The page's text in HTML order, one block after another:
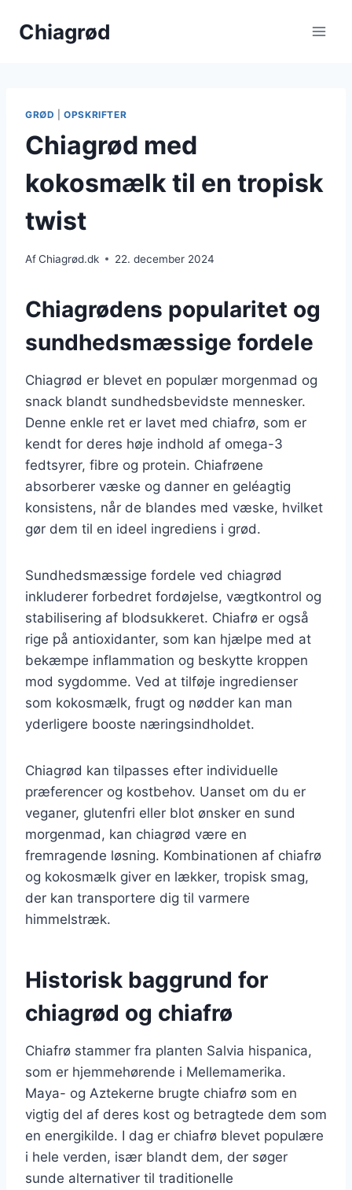
Chiagrød
GRØD |OPSKRIFTER
Chiagrød med
kokosmælk til en tropisk
twist
AfChiagrød.dk 22. december 2024
Chiagrødens popularitet og
sundhedsmæssige fordele
Chiagrød er blevet en populær morgenmad og
snack blandt sundhedsbevidste mennesker.
Denne enkle ret er lavet med chiafrø, som er
kendt for deres høje indhold af omega-3
fedtsyrer, fibre og protein. Chiafrøene
absorberer væske og danner en geléagtig
konsistens, når de blandes med væske, hvilket
gør dem til en ideel ingrediens i grød.
Sundhedsmæssige fordele ved chiagrød
inkluderer forbedret fordøjelse, vægtkontrol og
stabilisering af blodsukkeret. Chiafrø er også
rige på antioxidanter, som kan hjælpe med at
bekæmpe inflammation og beskytte kroppen
mod sygdomme. Ved at tilføje ingredienser
som kokosmælk, frugt og nødder kan man
yderligere booste næringsindholdet.
Chiagrød kan tilpasses efter individuelle
præferencer og kostbehov. Uanset om du er
veganer, glutenfri eller blot ønsker en sund
morgenmad, kan chiagrød være en
fremragende løsning. Kombinationen af chiafrø
og kokosmælk giver en lækker, tropisk smag,
der kan transportere dig til varmere
himmelstræk.
Historisk baggrund for
chiagrød og chiafrø
Chiafrø stammer fra planten Salvia hispanica,
som er hjemmehørende i Mellemamerika.
Maya- og Aztekerne brugte chiafrø som en
vigtig del af deres kost og betragtede dem som
en energikilde. I dag er chiafrø blevet populære
i hele verden, især blandt dem, der søger
sunde alternativer til traditionelle